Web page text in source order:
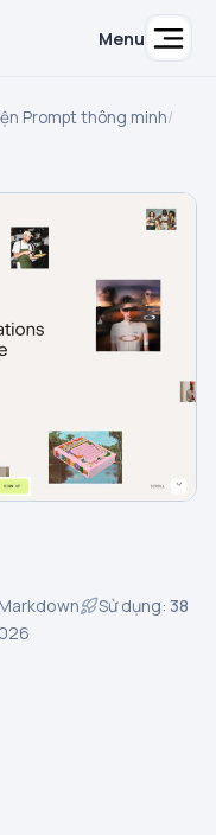
Menu
Prompt thông minh/
Sử dụng: 38